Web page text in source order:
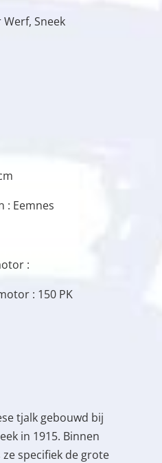
Sneek
: Eemnes
:
: 150 PK
tjalk gebouwd bij
in 1915. Binnen
specifiek de grote